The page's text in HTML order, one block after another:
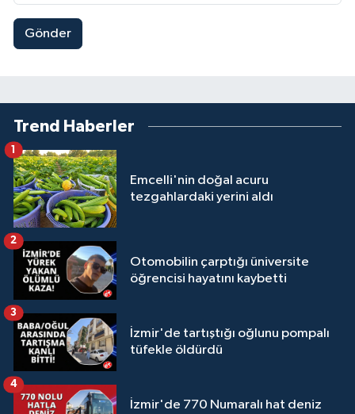
Gönder
Trend Haberler
Emcelli'nin doğal acuru
tezgahlardaki yerini aldı
1
Otomobilin çarptığı üniversite
öğrencisi hayatını kaybetti
2
İzmir'de tartıştığı oğlunu pompalı
tüfekle öldürdü
3
İzmir'de 770 Numaralı hat deniz
4